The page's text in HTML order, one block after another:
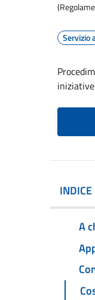
Servizio
iniziative
A